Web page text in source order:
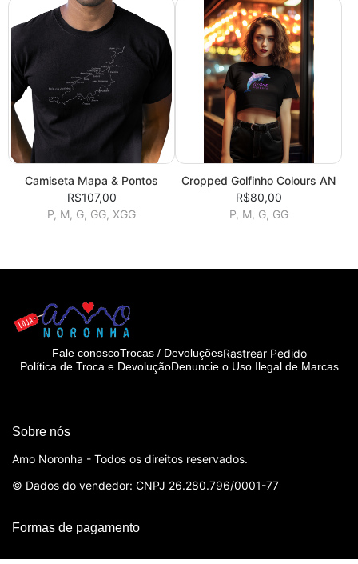
Camiseta Mapa & Pontos
R$107,00
P, M, G, GG, XGG
Cropped Golfinho Colours AN
R$80,00
P, M, G, GG
Fale conoscoTrocas / DevoluçõesRastrear Pedido
Política de Troca e DevoluçãoDenuncie o Uso Ilegal de Marcas
Sobre nós
Amo Noronha - Todos os direitos reservados.
© Dados do vendedor: CNPJ 26.280.796/0001-77
Formas de pagamento